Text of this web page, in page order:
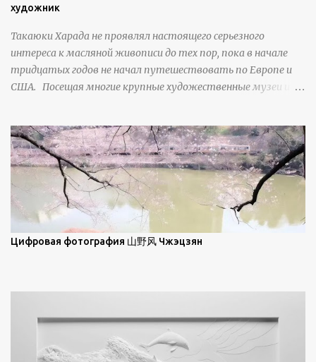
изморози. В данном случае усиливается зеркальное
от положения наблюдателя и высоты солнца. Зеркальные
свойства наиболее заметны при угле солнечного света 15° и
ниже; при более высокой солнечной позиции снег
демонстрирует матовое отражение. Эти
художник
Такаюки Харада не проявлял настоящего серьезного
интереса к масляной живописи до тех пор, пока в начале
тридцатых годов не начал путешествовать по Европе и
США. Посещая многие крупные художественные музеи и
Брайан Шервин прокомментировал картины художника,
заявив, что "Такаюки Харада сочетает в себе классическую
элегантность живописи с реалиями современной жизни. В
некотором смысле, персонажи его картин предлагают
зрителям незаконченный рассказ, который усиливается его
уникальной манерой использования освещения". Для
просмотра всех работ, посетите страницу –
Цифровая фотография 山野风 Чжэцзян